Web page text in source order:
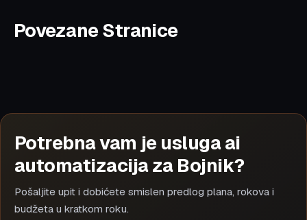
Povezane Stranice
Potrebna vam je usluga ai
automatizacija za Bojnik?
Pošaljite upit i dobićete smislen predlog plana, rokova i
budžeta u kratkom roku.